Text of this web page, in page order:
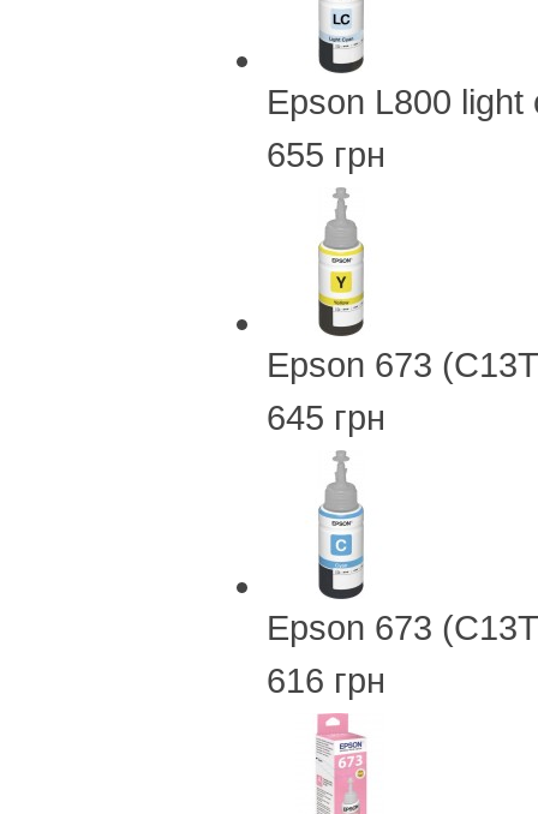
Epson L800
655 грн
Epson 673
645 грн
Epson 673
616 грн